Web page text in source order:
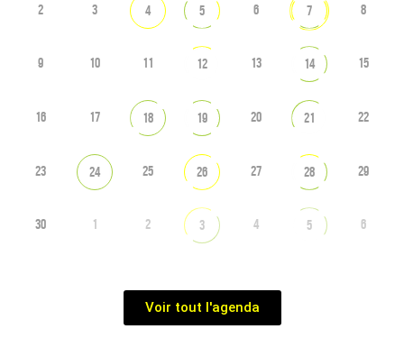
2 3 4 5 6 7 8
9 10 11 12 13 14 15
16 17 18 19 20 21 22
23 24 25 26 27 28 29
30 1 2 3 4 5 6
Voir tout l'agenda